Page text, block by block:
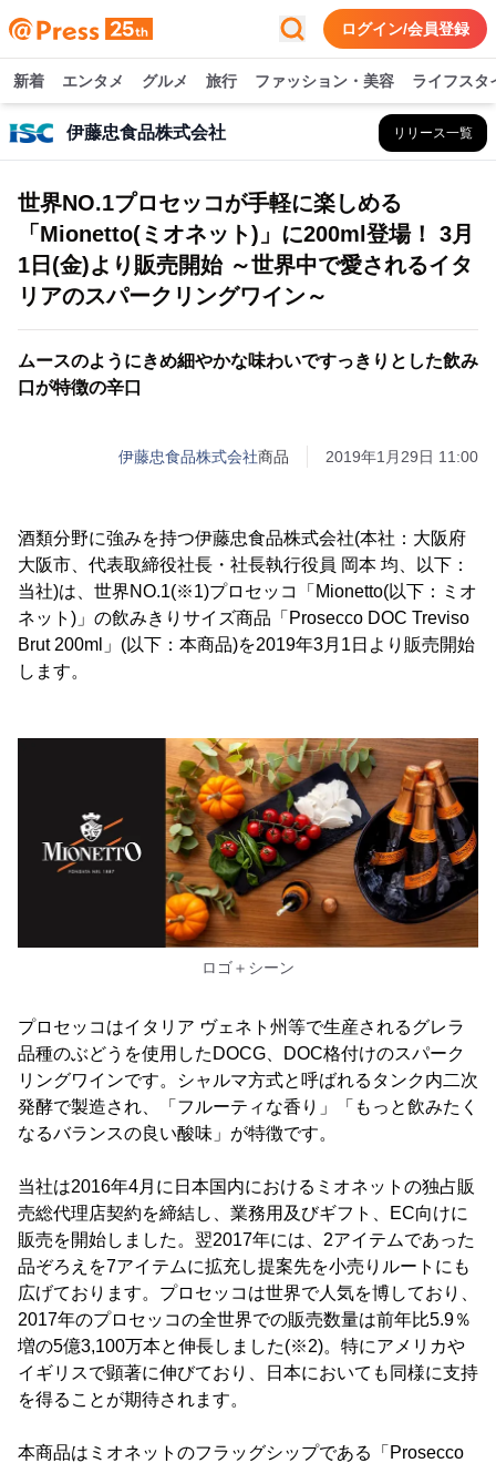
ログイン/会員登録
新着 エンタメ グルメ 旅行 ファッション・美容 ライフスタ
伊藤忠食品株式会社 リリース一覧
世界NO.1プロセッコが手軽に楽しめる
「Mionetto(ミオネット)」に200ml登場！ 3月
1日(金)より販売開始 ～世界中で愛されるイタ
リアのスパークリングワイン～
ムースのようにきめ細やかな味わいですっきりとした飲み
口が特徴の辛口
伊藤忠食品株式会社商品 2019年1月29日 11:00
酒類分野に強みを持つ伊藤忠食品株式会社(本社：大阪府
大阪市、代表取締役社長・社長執行役員 岡本 均、以下：
当社)は、世界NO.1(※1)プロセッコ「Mionetto(以下：ミオ
ネット)」の飲みきりサイズ商品「Prosecco DOC Treviso
Brut 200ml」(以下：本商品)を2019年3月1日より販売開始
します。
ロゴ＋シーン
プロセッコはイタリア ヴェネト州等で生産されるグレラ
品種のぶどうを使用したDOCG、DOC格付けのスパーク
リングワインです。シャルマ方式と呼ばれるタンク内二次
発酵で製造され、「フルーティな香り」「もっと飲みたく
なるバランスの良い酸味」が特徴です。
当社は2016年4月に日本国内におけるミオネットの独占販
売総代理店契約を締結し、業務用及びギフト、EC向けに
販売を開始しました。翌2017年には、2アイテムであった
品ぞろえを7アイテムに拡充し提案先を小売りルートにも
広げております。プロセッコは世界で人気を博しており、
2017年のプロセッコの全世界での販売数量は前年比5.9％
増の5億3,100万本と伸長しました(※2)。特にアメリカや
イギリスで顕著に伸びており、日本においても同様に支持
を得ることが期待されます。
本商品はミオネットのフラッグシップである「Prosecco